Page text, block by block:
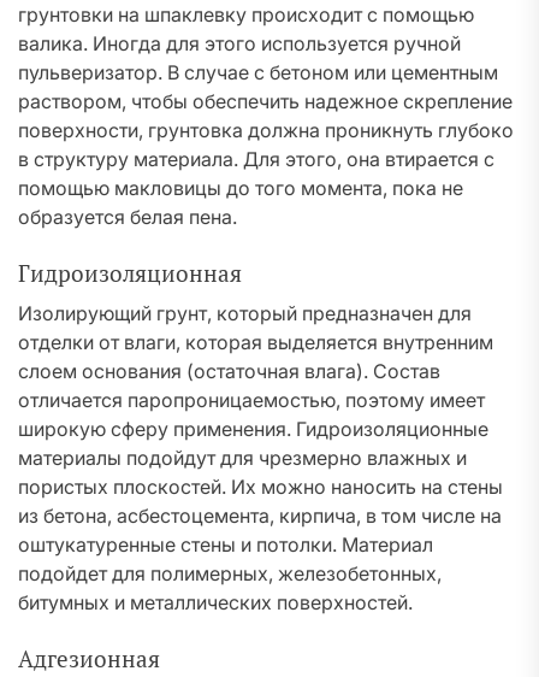
грунтовки на шпаклевку происходит с помощью
валика. Иногда для этого используется ручной
пульверизатор. В случае с бетоном или цементным
раствором, чтобы обеспечить надежное скрепление
поверхности, грунтовка должна проникнуть глубоко
в структуру материала. Для этого, она втирается с
помощью макловицы до того момента, пока не
образуется белая пена.
Гидроизоляционная
Изолирующий грунт, который предназначен для
отделки от влаги, которая выделяется внутренним
слоем основания (остаточная влага). Состав
отличается паропроницаемостью, поэтому имеет
широкую сферу применения. Гидроизоляционные
материалы подойдут для чрезмерно влажных и
пористых плоскостей. Их можно наносить на стены
из бетона, асбестоцемента, кирпича, в том числе на
оштукатуренные стены и потолки. Материал
подойдет для полимерных, железобетонных,
битумных и металлических поверхностей.
Адгезионная